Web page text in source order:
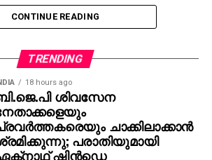
പേരില്‍ വ്യാജ ജോലി
ഇരകളോട്
എന്ന പേരില്‍ പണം അടയ്ക്കാനും
സാധാരണ രീതി. ചിലര്‍
ചെയ്യാനോ ഡാറ്റ
വ്യാജ അഭിമുഖ
അയക്കുന്നു. ഇത്തരം തട്ടിപ്പുകള്‍
സ്ഥാപനങ്ങള്‍ക്കും ഗുരുതരമായ
CONTINUE READING
TRENDING
18 hours ago
ശിവസേന
ചാക്കിലാക്കാന്‍
പരാതിയുമായി
ഷിന്‍ഡെ